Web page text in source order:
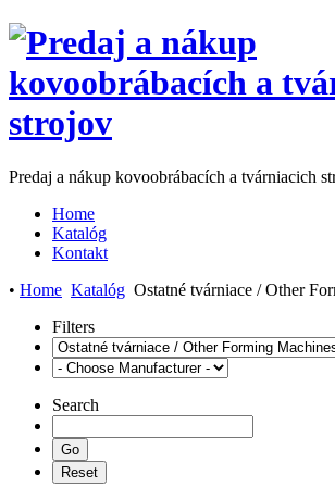
Predaj a nákup kovoobrábacích a tvárniacich
Home
Katalóg
Kontakt
• Home Katalóg Ostatné tvárniace / Other
Filters
Search